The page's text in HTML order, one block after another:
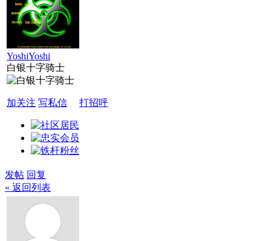
YoshiYoshi
白银十字骑士
加关注 写私信 打招呼
发帖 回复
« 返回列表